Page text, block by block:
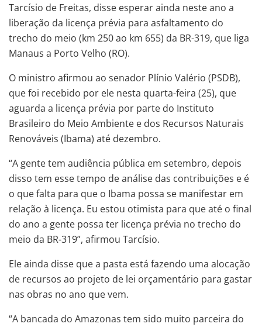
Tarcísio de Freitas, disse esperar ainda neste ano a
liberação da licença prévia para asfaltamento do
trecho do meio (km 250 ao km 655) da BR-319, que liga
Manaus a Porto Velho (RO).
O ministro afirmou ao senador Plínio Valério (PSDB),
que foi recebido por ele nesta quarta-feira (25), que
aguarda a licença prévia por parte do Instituto
Brasileiro do Meio Ambiente e dos Recursos Naturais
Renováveis (Ibama) até dezembro.
“A gente tem audiência pública em setembro, depois
disso tem esse tempo de análise das contribuições e é
o que falta para que o Ibama possa se manifestar em
relação à licença. Eu estou otimista para que até o final
do ano a gente possa ter licença prévia no trecho do
meio da BR-319”, afirmou Tarcísio.
Ele ainda disse que a pasta está fazendo uma alocação
de recursos ao projeto de lei orçamentário para gastar
nas obras no ano que vem.
“A bancada do Amazonas tem sido muito parceira do